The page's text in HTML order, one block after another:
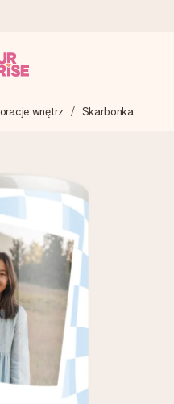
i wysyłamy go w mgnieniu
000 opinii)
oceniają nas na 4,7 w
kilku krokach – z jej
która naprawdę
prostu ogrom miłości na
wnętrz Skarbonka